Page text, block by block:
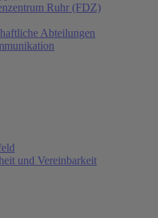
Ruhr (FDZ)
Abteilungen
und Vereinbarkeit